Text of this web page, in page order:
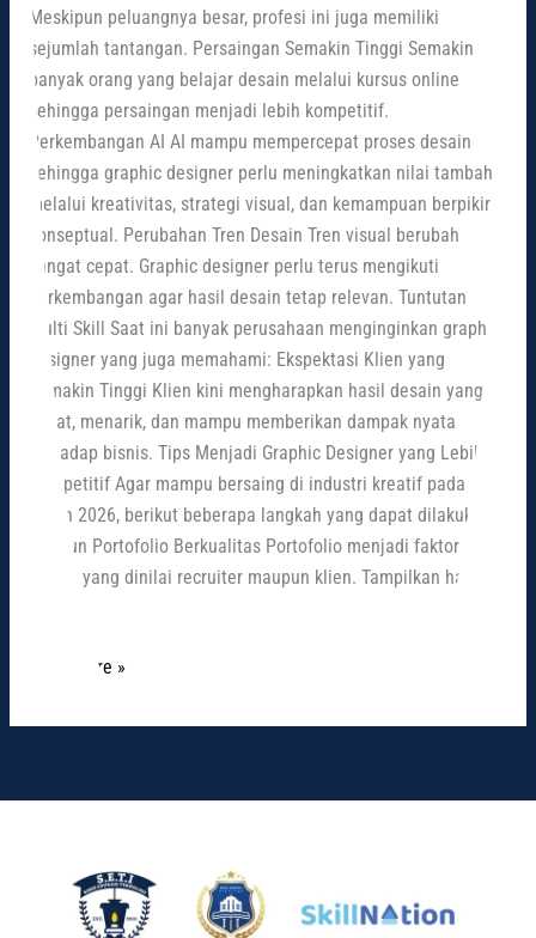
Meskipun peluangnya besar, profesi ini juga memiliki
sejumlah tantangan. Persaingan Semakin Tinggi Semakin
banyak orang yang belajar desain melalui kursus online
sehingga persaingan menjadi lebih kompetitif.
Perkembangan AI AI mampu mempercepat proses desain
sehingga graphic designer perlu meningkatkan nilai tambah
melalui kreativitas, strategi visual, dan kemampuan berpikir
konseptual. Perubahan Tren Desain Tren visual berubah
sangat cepat. Graphic designer perlu terus mengikuti
perkembangan agar hasil desain tetap relevan. Tuntutan
Multi Skill Saat ini banyak perusahaan menginginkan graphic
designer yang juga memahami: Ekspektasi Klien yang
Semakin Tinggi Klien kini mengharapkan hasil desain yang
cepat, menarik, dan mampu memberikan dampak nyata
terhadap bisnis. Tips Menjadi Graphic Designer yang Lebih
Kompetitif Agar mampu bersaing di industri kreatif pada
tahun 2026, berikut beberapa langkah yang dapat dilakukan.
Bangun Portofolio Berkualitas Portofolio menjadi faktor
utama yang dinilai recruiter maupun klien. Tampilkan hasil
Read More »